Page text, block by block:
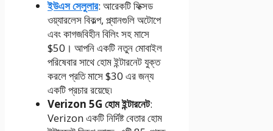
ইউএস সেলুলার: আরেকটি ফিক্সড
ওয়্যারলেস বিকল্প, প্ল্যানগুলি অটোপে
এবং কাগজবিহীন বিলিং সহ মাসে
$50। আপনি একটি নতুন মোবাইল
পরিষেবার সাথে হোম ইন্টারনেট যুক্ত
করলে প্রতি মাসে $30 এর জন্য
একটি প্রচার রয়েছে৷
Verizon 5G হোম ইন্টারনেট:
Verizon একটি নির্দিষ্ট বেতার হোম